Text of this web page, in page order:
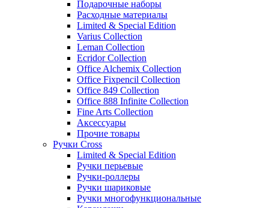
Подарочные наборы
Расходные материалы
Limited & Special Edition
Varius Collection
Leman Collection
Ecridor Collection
Office Alchemix Collection
Office Fixpencil Collection
Office 849 Collection
Office 888 Infinite Collection
Fine Arts Collection
Аксессуары
Прочие товары
Ручки Cross
Limited & Special Edition
Ручки перьевые
Ручки-роллеры
Ручки шариковые
Ручки многофункциональные